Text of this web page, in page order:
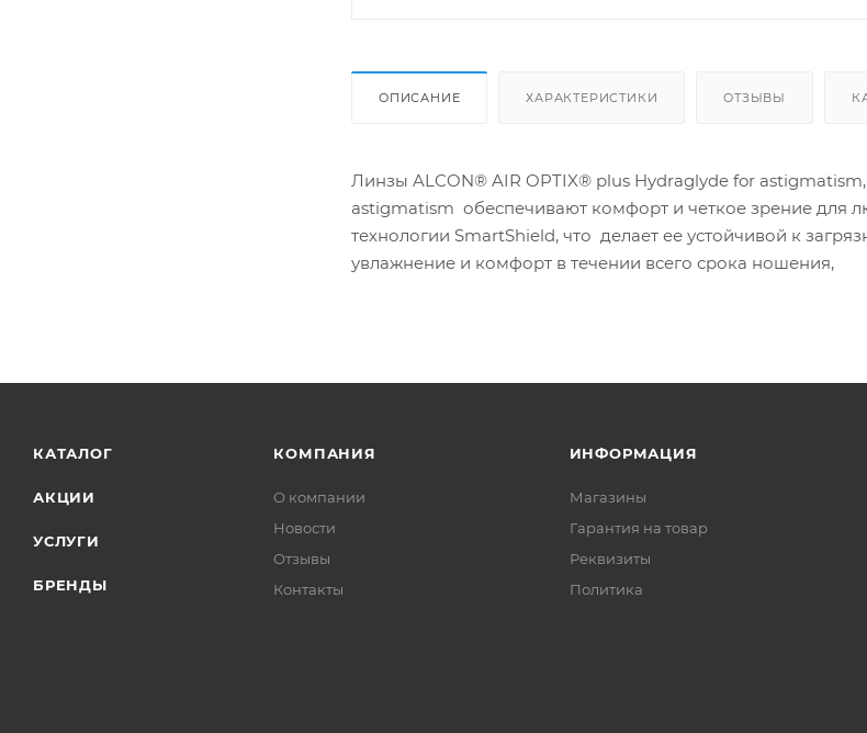
ОПИСАНИЕ ХАРАКТЕРИСТИКИ ОТЗЫВЫ
Линзы ALCON® AIR OPTIX® plus Hydraglyde for
astigmatism обеспечивают комфорт и четкое зрение для
технологии SmartShield, что делает ее устойчивой к
увлажнение и комфорт в течении всего срока ношения,
КАТАЛОГ
АКЦИИ
УСЛУГИ
БРЕНДЫ
КОМПАНИЯ
О компании
Новости
Отзывы
Контакты
ИНФОРМАЦИЯ
Магазины
Гарантия на товар
Реквизиты
Политика